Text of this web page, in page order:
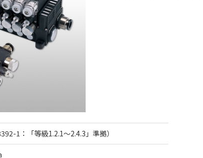
1：「等級1.2.1～2.4.3」準拠）